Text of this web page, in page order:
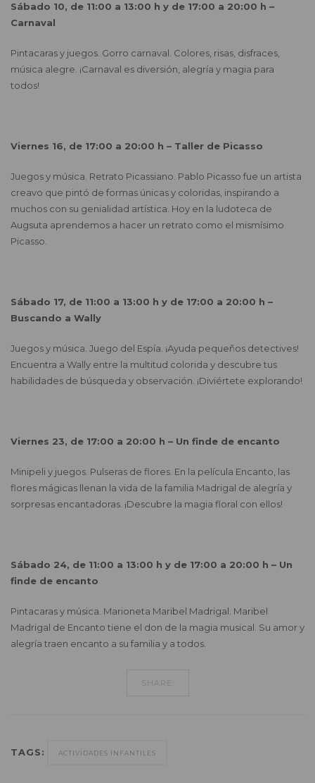
Sábado 10, de 11:00 a 13:00 h y de 17:00 a 20:00 h –
Carnaval
Pintacaras y juegos. Gorro carnaval. Colores, risas, disfraces,
música alegre. ¡Carnaval es diversión, alegría y magia para
todos!
Viernes 16, de 17:00 a 20:00 h – Taller de Picasso
Juegos y música. Retrato Picassiano. Pablo Picasso fue un artista
creavo que pintó de formas únicas y coloridas, inspirando a
muchos con su genialidad artística. Hoy en la ludoteca de
Augsuta aprendemos a hacer un retrato como el mismísimo
Picasso.
Sábado 17, de 11:00 a 13:00 h y de 17:00 a 20:00 h –
Buscando a Wally
Juegos y música. Juego del Espía. ¡Ayuda pequeños detectives!
Encuentra a Wally entre la multitud colorida y descubre tus
habilidades de búsqueda y observación. ¡Diviértete explorando!
Viernes 23, de 17:00 a 20:00 h – Un finde de encanto
Minipeli y juegos. Pulseras de flores. En la película Encanto, las
flores mágicas llenan la vida de la familia Madrigal de alegría y
sorpresas encantadoras. ¡Descubre la magia floral con ellos!
Sábado 24, de 11:00 a 13:00 h y de 17:00 a 20:00 h – Un
finde de encanto
Pintacaras y música. Marioneta Maribel Madrigal. Maribel
Madrigal de Encanto tiene el don de la magia musical. Su amor y
alegría traen encanto a su familia y a todos.
SHARE:
TAGS: ACTIVIDADES INFANTILES